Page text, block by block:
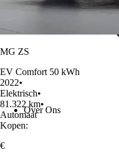
Over Ons
MG ZS
EV Comfort 50 kWh
2022•
Elektrisch•
81.322 km•
Automaat
Kopen:
€